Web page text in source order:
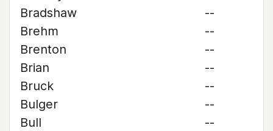
Bradshaw
--
Brehm
--
Brenton
--
Brian
--
Bruck
--
Bulger
--
Bull
--